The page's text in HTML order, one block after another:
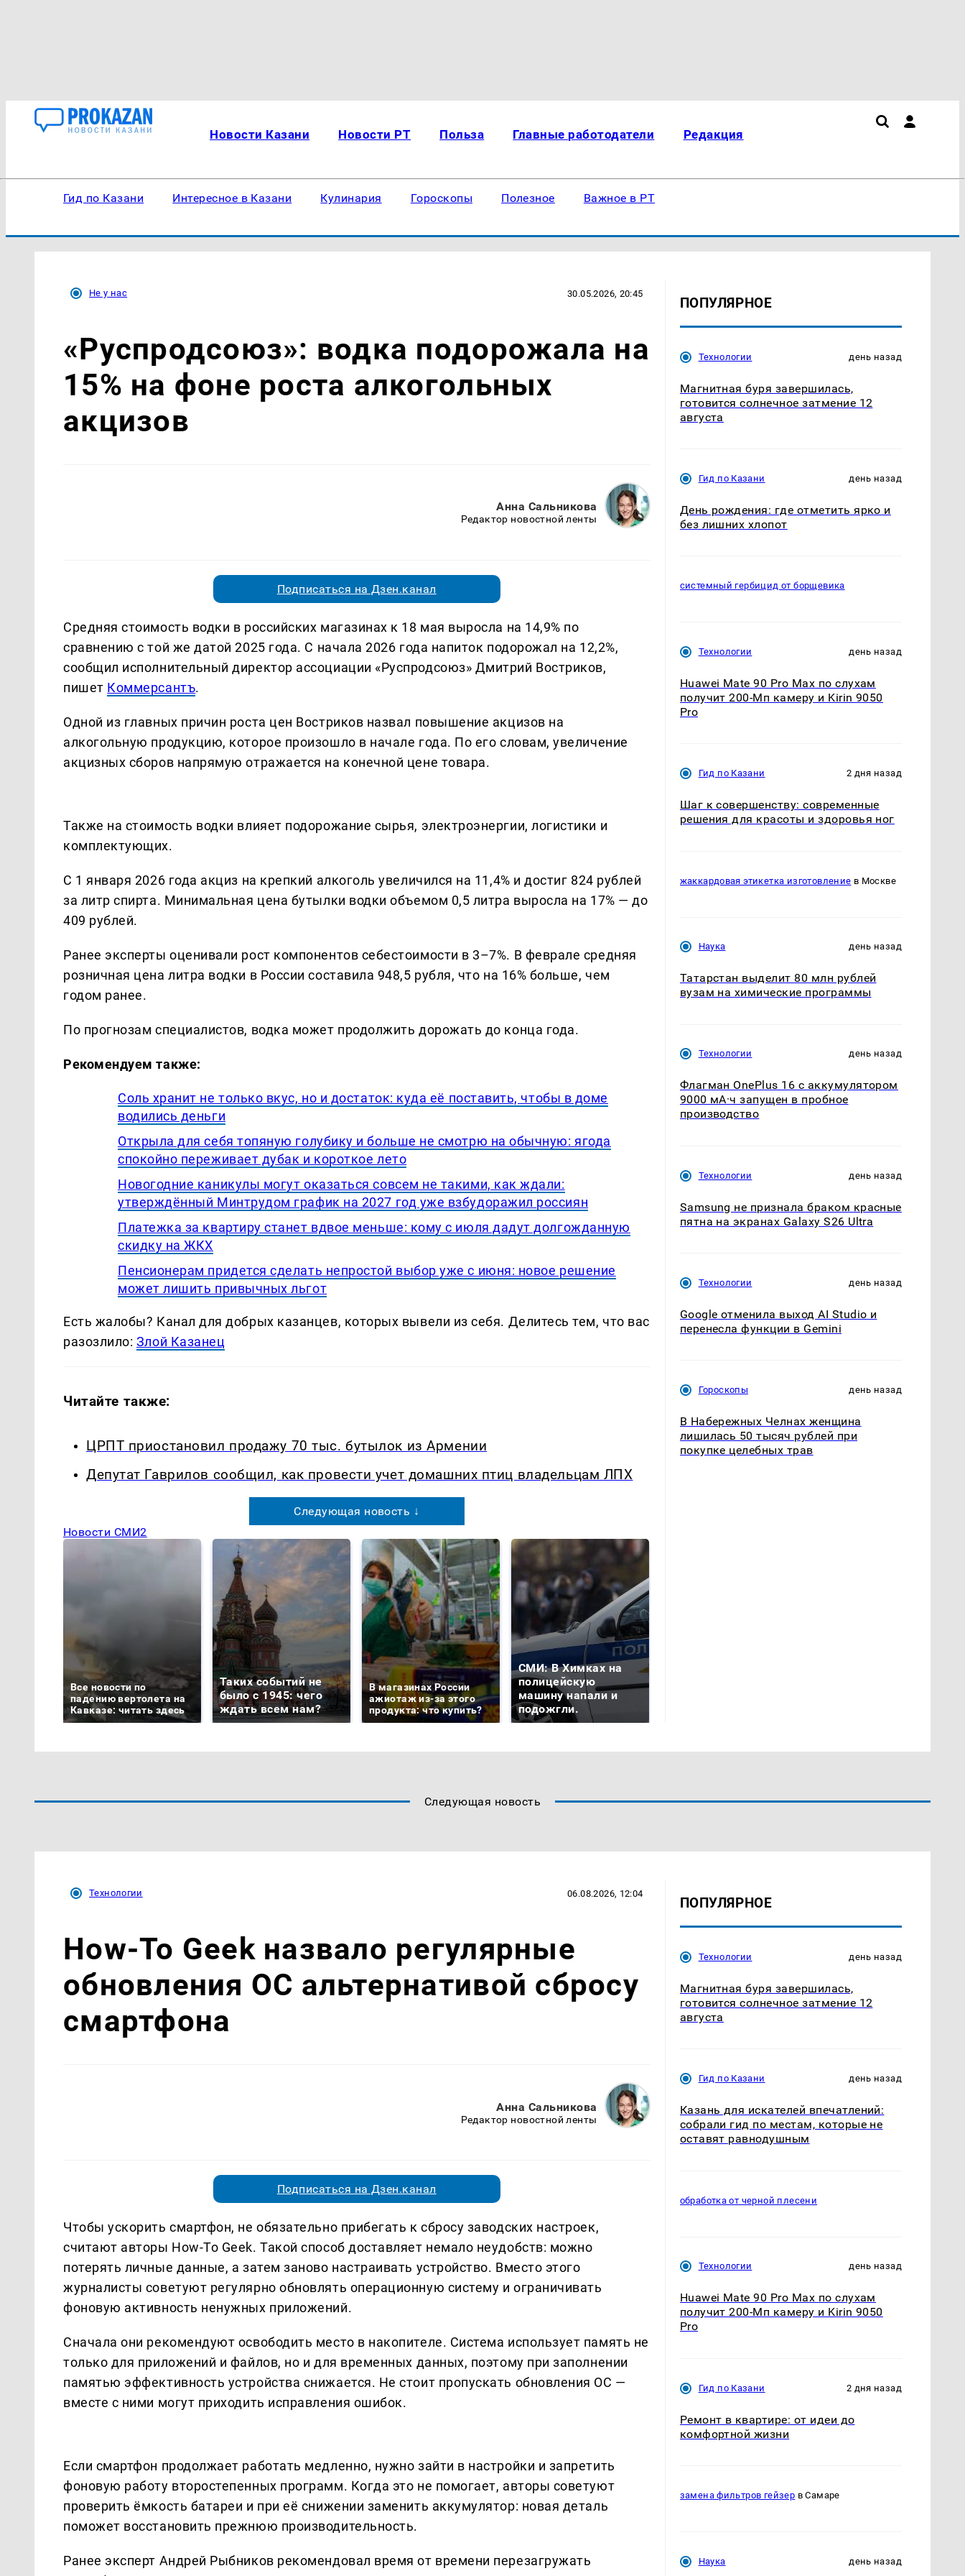
Новости Казани Новости РТ Польза Главные работодатели Редакция
Гид по Казани Интересное в Казани Кулинария Гороскопы Полезное Важное в РТ
Не у нас 30.05.2026, 20:45
«Руспродсоюз»: водка подорожала на
15% на фоне роста алкогольных
акцизов
Анна Сальникова
Редактор новостной ленты
Подписаться на Дзен.канал
Средняя стоимость водки в российских магазинах к 18 мая выросла на 14,9% по
сравнению с той же датой 2025 года. С начала 2026 года напиток подорожал на 12,2%,
сообщил исполнительный директор ассоциации «Руспродсоюз» Дмитрий Востриков,
пишет Коммерсантъ.
Одной из главных причин роста цен Востриков назвал повышение акцизов на
алкогольную продукцию, которое произошло в начале года. По его словам, увеличение
акцизных сборов напрямую отражается на конечной цене товара.
Также на стоимость водки влияет подорожание сырья, электроэнергии, логистики и
комплектующих.
С 1 января 2026 года акциз на крепкий алкоголь увеличился на 11,4% и достиг 824 рублей
за литр спирта. Минимальная цена бутылки водки объемом 0,5 литра выросла на 17% — до
409 рублей.
Ранее эксперты оценивали рост компонентов себестоимости в 3–7%. В феврале средняя
розничная цена литра водки в России составила 948,5 рубля, что на 16% больше, чем
годом ранее.
По прогнозам специалистов, водка может продолжить дорожать до конца года.
Рекомендуем также:
Соль хранит не только вкус, но и достаток: куда её поставить, чтобы в доме
водились деньги
Открыла для себя топяную голубику и больше не смотрю на обычную: ягода
спокойно переживает дубак и короткое лето
Новогодние каникулы могут оказаться совсем не такими, как ждали:
утверждённый Минтрудом график на 2027 год уже взбудоражил россиян
Платежка за квартиру станет вдвое меньше: кому с июля дадут долгожданную
скидку на ЖКХ
Пенсионерам придется сделать непростой выбор уже с июня: новое решение
может лишить привычных льгот
Есть жалобы? Канал для добрых казанцев, которых вывели из себя. Делитеcь тем, что вас
разозлило: Злой Казанец
Читайте также:
ЦРПТ приостановил продажу 70 тыс. бутылок из Армении
Депутат Гаврилов сообщил, как провести учет домашних птиц владельцам ЛПХ
Следующая новость ↓
Новости СМИ2
Все новости по
падению вертолета на
Кавказе: читать здесь
Таких событий не
было с 1945: чего
ждать всем нам?
В магазинах России
ажиотаж из-за этого
продукта: что купить?
СМИ: В Химках на
полицейскую
машину напали и
подожгли.
ПОПУЛЯРНОЕ
Технологии день назад
Магнитная буря завершилась,
готовится солнечное затмение 12
августа
Гид по Казани день назад
День рождения: где отметить ярко и
без лишних хлопот
системный гербицид от борщевика
Технологии день назад
Huawei Mate 90 Pro Max по слухам
получит 200-Мп камеру и Kirin 9050
Pro
Гид по Казани 2 дня назад
Шаг к совершенству: современные
решения для красоты и здоровья ног
жаккардовая этикетка изготовление в Москве
Наука день назад
Татарстан выделит 80 млн рублей
вузам на химические программы
Технологии день назад
Флагман OnePlus 16 с аккумулятором
9000 мА·ч запущен в пробное
производство
Технологии день назад
Samsung не признала браком красные
пятна на экранах Galaxy S26 Ultra
Технологии день назад
Google отменила выход AI Studio и
перенесла функции в Gemini
Гороскопы день назад
В Набережных Челнах женщина
лишилась 50 тысяч рублей при
покупке целебных трав
Следующая новость
Технологии 06.08.2026, 12:04
How-To Geek назвало регулярные
обновления ОС альтернативой сбросу
смартфона
Анна Сальникова
Редактор новостной ленты
Подписаться на Дзен.канал
Чтобы ускорить смартфон, не обязательно прибегать к сбросу заводских настроек,
считают авторы How-To Geek. Такой способ доставляет немало неудобств: можно
потерять личные данные, а затем заново настраивать устройство. Вместо этого
журналисты советуют регулярно обновлять операционную систему и ограничивать
фоновую активность ненужных приложений.
Сначала они рекомендуют освободить место в накопителе. Система использует память не
только для приложений и файлов, но и для временных данных, поэтому при заполнении
памятью эффективность устройства снижается. Не стоит пропускать обновления ОС —
вместе с ними могут приходить исправления ошибок.
Если смартфон продолжает работать медленно, нужно зайти в настройки и запретить
фоновую работу второстепенных программ. Когда это не помогает, авторы советуют
проверить ёмкость батареи и при её снижении заменить аккумулятор: новая деталь
поможет восстановить прежнюю производительность.
Ранее эксперт Андрей Рыбников рекомендовал время от времени перезагружать
ПОПУЛЯРНОЕ
Технологии день назад
Магнитная буря завершилась,
готовится солнечное затмение 12
августа
Гид по Казани день назад
Казань для искателей впечатлений:
собрали гид по местам, которые не
оставят равнодушным
обработка от черной плесени
Технологии день назад
Huawei Mate 90 Pro Max по слухам
получит 200-Мп камеру и Kirin 9050
Pro
Гид по Казани 2 дня назад
Ремонт в квартире: от идеи до
комфортной жизни
замена фильтров гейзер в Самаре
Наука день назад